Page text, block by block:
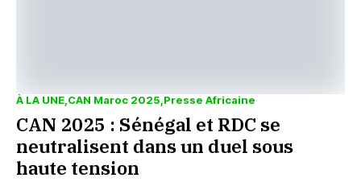
À LA UNE CAN Maroc 2025 Presse Africaine
CAN 2025 : Sénégal et RDC se
neutralisent dans un duel sous
haute tension